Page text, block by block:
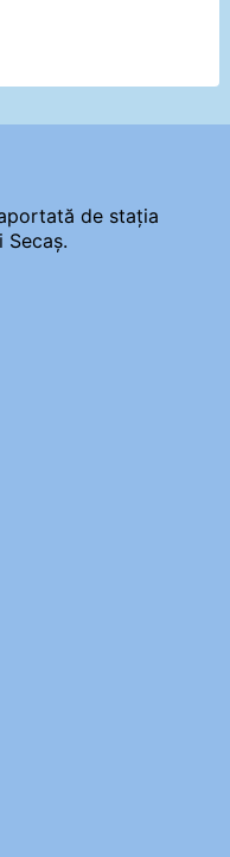
de stația